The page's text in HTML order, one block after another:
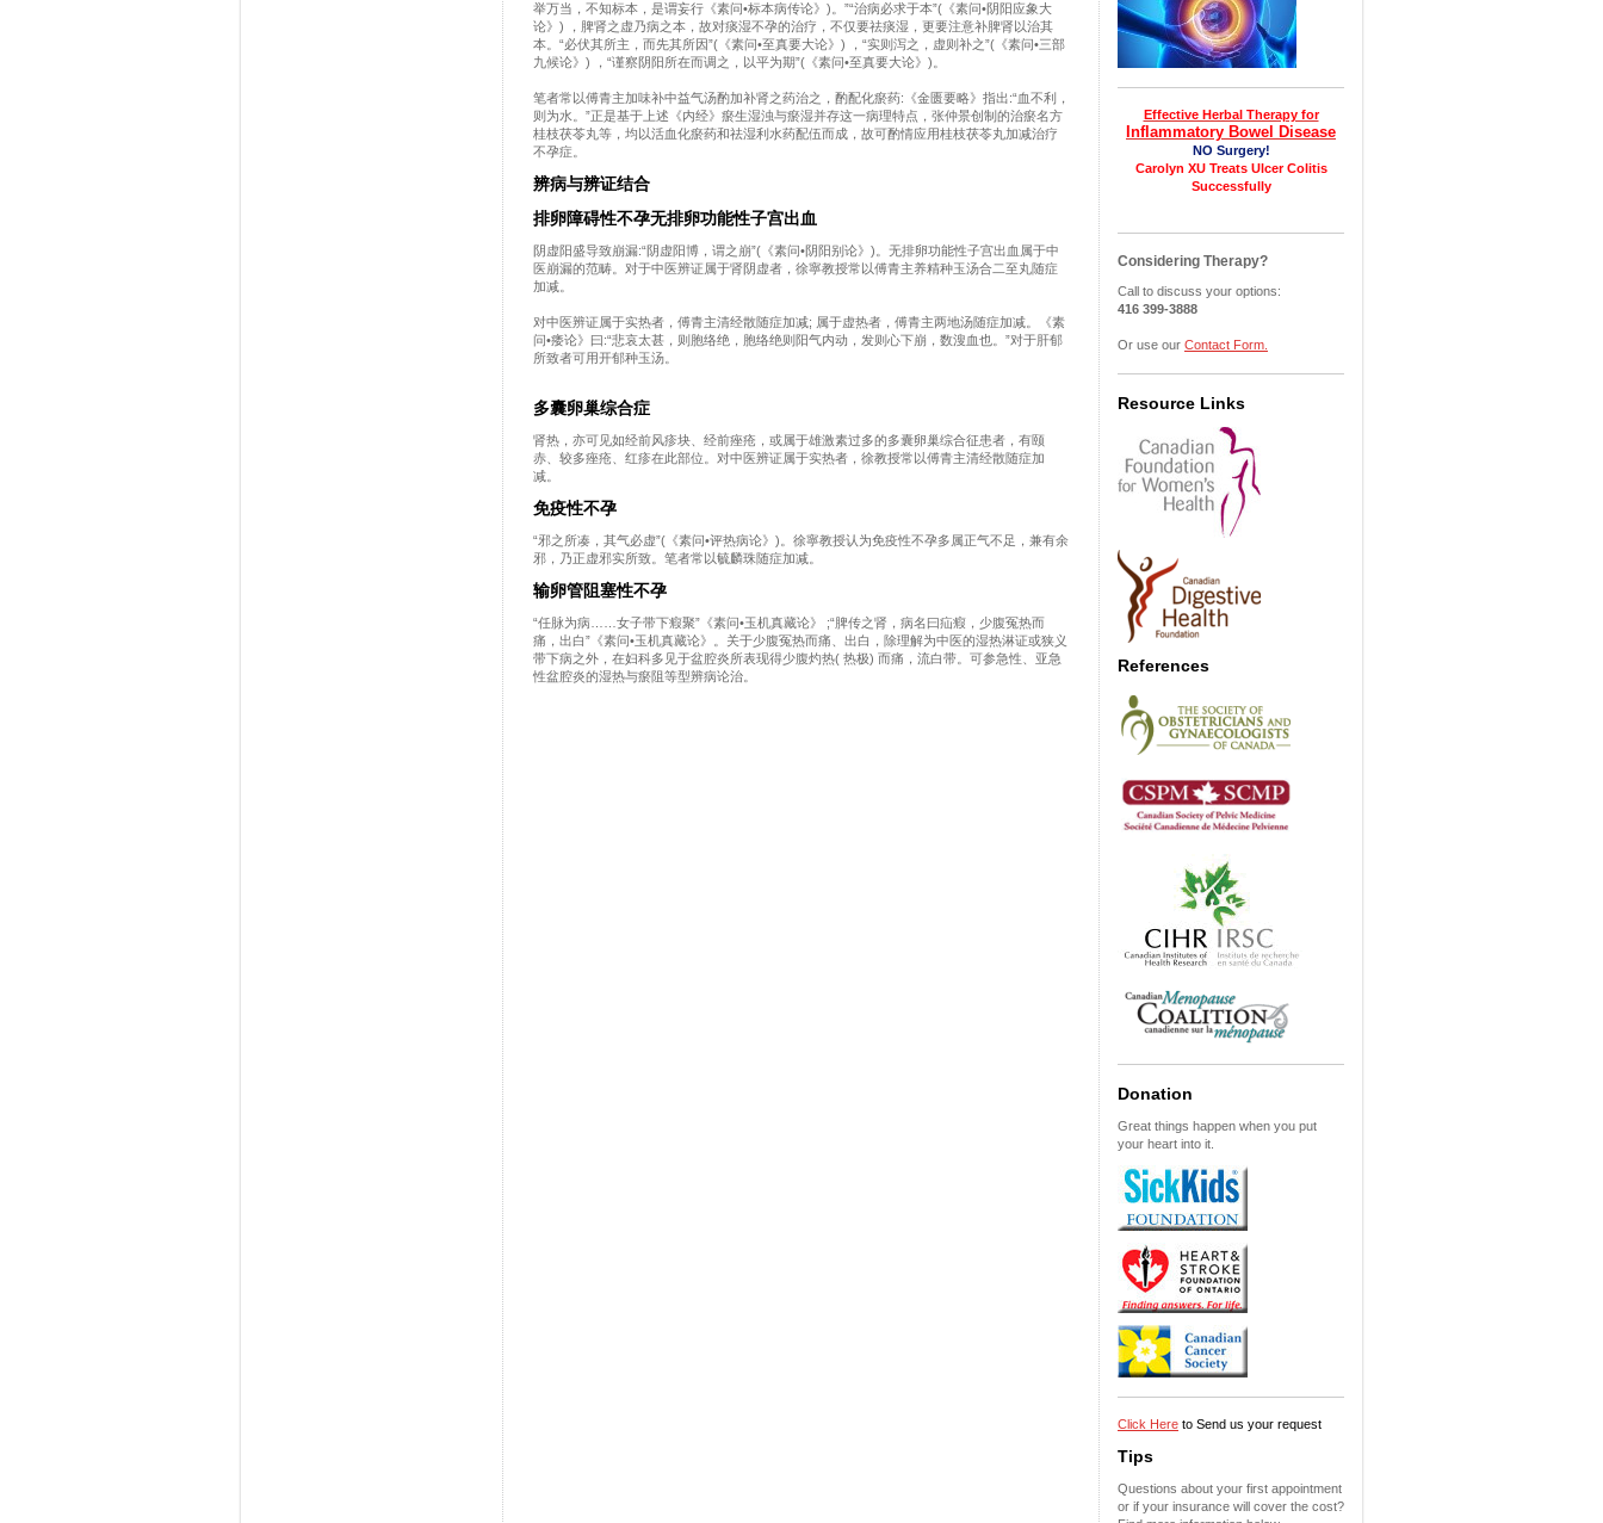
举万当，不知标本，是谓妄行《素问•标本病传论》)。”“治病必求于本”(《素问•阴阳应象大
论》) ，脾肾之虚乃病之本，故对痰湿不孕的治疗，不仅要祛痰湿，更要注意补脾肾以治其
本。“必伏其所主，而先其所因”(《素问•至真要大论》) ，“实则泻之，虚则补之”(《素问•三部
九候论》) ，“谨察阴阳所在而调之，以平为期”(《素问•至真要大论》)。
笔者常以傅青主加味补中益气汤酌加补肾之药治之，酌配化瘀药:《金匮要略》指出:“血不利，
则为水。”正是基于上述《内经》瘀生湿浊与瘀湿并存这一病理特点，张仲景创制的治瘀名方
桂枝茯苓丸等，均以活血化瘀药和祛湿利水药配伍而成，故可酌情应用桂枝茯苓丸加减治疗
不孕症。
辨病与辨证结合
排卵障碍性不孕无排卵功能性子宫出血
阴虚阳盛导致崩漏:“阴虚阳博，谓之崩”(《素问•阴阳别论》)。无排卵功能性子宫出血属于中
医崩漏的范畴。对于中医辨证属于肾阴虚者，徐寧教授常以傅青主养精种玉汤合二至丸随症
加减。
对中医辨证属于实热者，傅青主清经散随症加减; 属于虚热者，傅青主两地汤随症加减。《素
问•痿论》曰:“悲哀太甚，则胞络绝，胞络绝则阳气内动，发则心下崩，数溲血也。”对于肝郁
所致者可用开郁种玉汤。
多囊卵巢综合症
肾热，亦可见如经前风疹块、经前痤疮，或属于雄激素过多的多囊卵巢综合征患者，有颐
赤、较多痤疮、红疹在此部位。对中医辨证属于实热者，徐教授常以傅青主清经散随症加
减。
免疫性不孕
“邪之所凑，其气必虚”(《素问•评热病论》)。徐寧教授认为免疫性不孕多属正气不足，兼有余
邪，乃正虚邪实所致。笔者常以毓麟珠随症加减。
输卵管阻塞性不孕
“任脉为病……女子带下瘕聚”《素问•玉机真藏论》 ;“脾传之肾，病名曰疝瘕，少腹冤热而
痛，出白”《素问•玉机真藏论》。关于少腹冤热而痛、出白，除理解为中医的湿热淋证或狭义
带下病之外，在妇科多见于盆腔炎所表现得少腹灼热( 热极) 而痛，流白带。可参急性、亚急
性盆腔炎的湿热与瘀阻等型辨病论治。
Effective Herbal Therapy for
Inflammatory Bowel Disease
NO Surgery!
Carolyn XU Treats Ulcer Colitis
Successfully
Considering Therapy?
Call to discuss your options:
416 399-3888
Or use our Contact Form.
Resource Links
References
Donation
Great things happen when you put
your heart into it.
Click Here to Send us your request
Tips
Questions about your first appointment
or if your insurance will cover the cost?